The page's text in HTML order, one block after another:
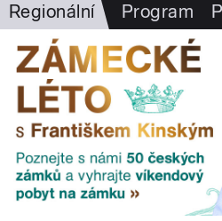
Regionální Program